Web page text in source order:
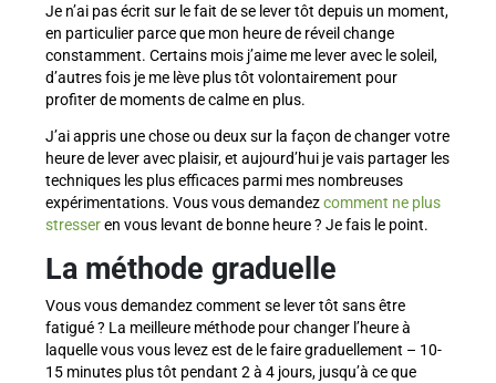
Je n’ai pas écrit sur le fait de se lever tôt depuis un moment,
en particulier parce que mon heure de réveil change
constamment. Certains mois j’aime me lever avec le soleil,
d’autres fois je me lève plus tôt volontairement pour
profiter de moments de calme en plus.
J’ai appris une chose ou deux sur la façon de changer votre
heure de lever avec plaisir, et aujourd’hui je vais partager les
techniques les plus efficaces parmi mes nombreuses
expérimentations. Vous vous demandezcomment ne plus
stresseren vous levant de bonne heure ? Je fais le point.
La méthode graduelle
Vous vous demandez comment se lever tôt sans être
fatigué ? La meilleure méthode pour changer l’heure à
laquelle vous vous levez est de le faire graduellement – 10-
15 minutes plus tôt pendant 2 à 4 jours, jusqu’à ce que